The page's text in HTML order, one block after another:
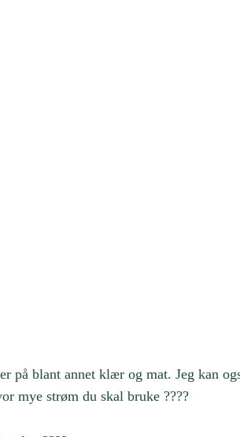
på blant annet klær og mat. Jeg kan
mye strøm du skal bruke ????